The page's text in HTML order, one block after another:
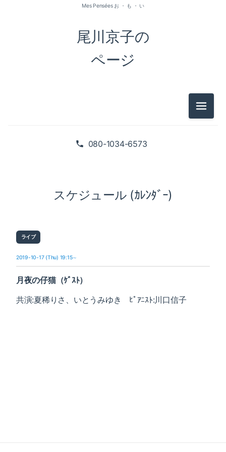
080-1034-6573
尾川京子の
ページ
Mes Pensées お ・ も ・ い
メニュ
スケジュール (ｶﾚﾝﾀﾞｰ)
ライブ
2019-10-17 (Thu) 19:15～
月夜の仔猫（ｹﾞｽﾄ）
共演:夏稀りさ、いとうみゆき ﾋﾟｱﾆｽﾄ:川口信子